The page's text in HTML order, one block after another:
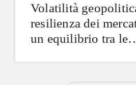
Volatilità
resilienza dei
un equilibrio tra le